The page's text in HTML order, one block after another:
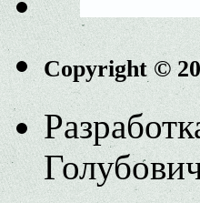
Copyright ©